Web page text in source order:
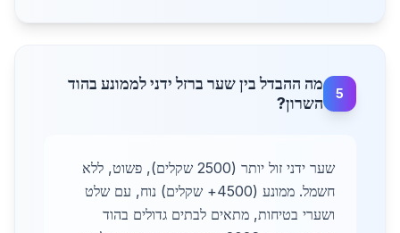
5
מה ההבדל בין שער ברזל ידני לממונע בהוד
השרון?
שער ידני זול יותר (2500 שקלים), פשוט, ללא
חשמל. ממונע (4500+ שקלים) נוח, עם שלט
ושערי בטיחות, מתאים לבתים גדולים בהוד